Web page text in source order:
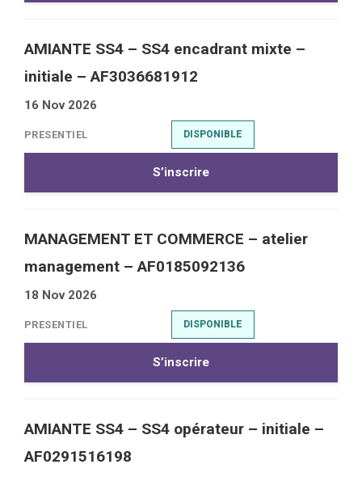
AMIANTE SS4 – SS4 encadrant mixte –
initiale – AF3036681912
16 Nov 2026
PRESENTIEL DISPONIBLE
S’inscrire
MANAGEMENT ET COMMERCE – atelier
management – AF0185092136
18 Nov 2026
PRESENTIEL DISPONIBLE
S’inscrire
AMIANTE SS4 – SS4 opérateur – initiale –
AF0291516198